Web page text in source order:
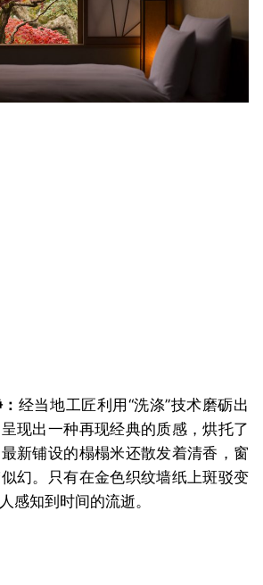
经当地工匠利用“洗涤”技术磨砺出
现出一种再现经典的质感，烘托了
新铺设的榻榻米还散发着清香，窗
幻。只有在金色织纹墙纸上斑驳变
感知到时间的流逝。